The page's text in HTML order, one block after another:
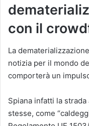
con il
La
notizia per il mondo
comporterà un
Spiana infatti la
stesse, come